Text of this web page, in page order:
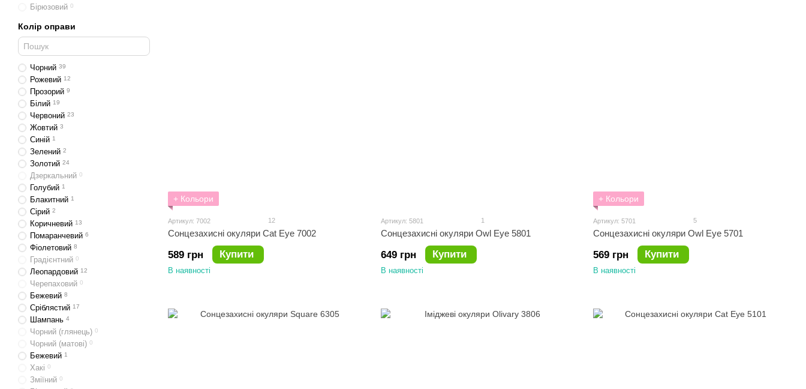
+ Кольори
Артикул: 7002 12
Сонцезахисні окуляри Cat Eye 7002
589 грн Купити
В наявності
Артикул: 5801 1
Сонцезахисні окуляри Owl Eye 5801
649 грн Купити
В наявності
+ Кольори
Артикул: 5701 5
Сонцезахисні окуляри Owl Eye 5701
569 грн Купити
В наявності
Бірюзовий 0
Колір оправи
Чорний 39
Рожевий 12
Прозорий 9
Білий 19
Червоний 23
Жовтий 3
Синій 1
Зелений 2
Золотий 24
Дзеркальний 0
Голубий 1
Блакитний 1
Сірий 2
Коричневий 13
Помаранчевий 6
Фіолетовий 8
Градієнтний 0
Леопардовий 12
Черепаховий 0
Бежевий 8
Сріблястий 17
Шампань 4
Чорний (глянець) 0
Чорний (матові) 0
Бежевий 1
Хакі 0
Зміїний 0